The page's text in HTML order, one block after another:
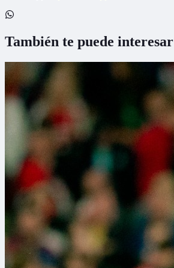
También te puede interesar